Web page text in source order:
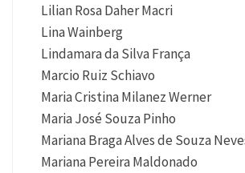
Lilian Rosa Daher Macri
Lina Wainberg
Lindamara da Silva França
Marcio Ruiz Schiavo
Maria Cristina Milanez Werner
Maria José Souza Pinho
Mariana Braga Alves de Souza
Mariana Pereira Maldonado